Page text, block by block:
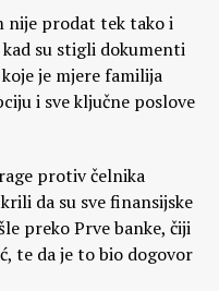
nije prodat tek tako i
su stigli dokumenti
je mjere familija
i sve ključne poslove
protiv čelnika
da su sve finansijske
preko Prve banke, čiji
te da je to bio dogovor